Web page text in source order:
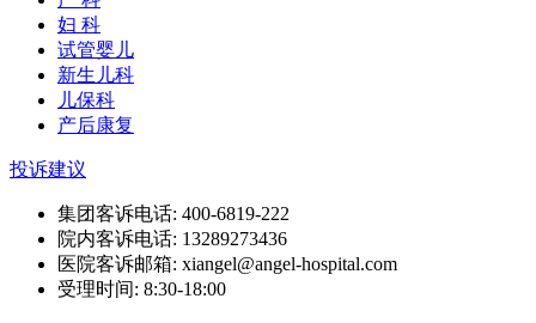
妇 科
试管婴儿
新生儿科
儿保科
产后康复
投诉建议
集团客诉电话: 400-6819-222
院内客诉电话: 13289273436
医院客诉邮箱: xiangel@angel-hospital.com
受理时间: 8:30-18:00